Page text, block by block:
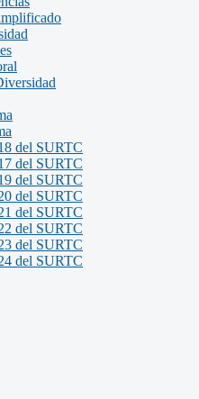
del SURTC
del SURTC
del SURTC
del SURTC
del SURTC
del SURTC
del SURTC
del SURTC